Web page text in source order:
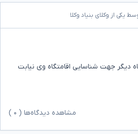
یکی از وکلای بنیاد وکلا
دیگر جهت شناسایی اقامتگاه وی نیابت
مشاهده دیدگاه‌ها ( ۰